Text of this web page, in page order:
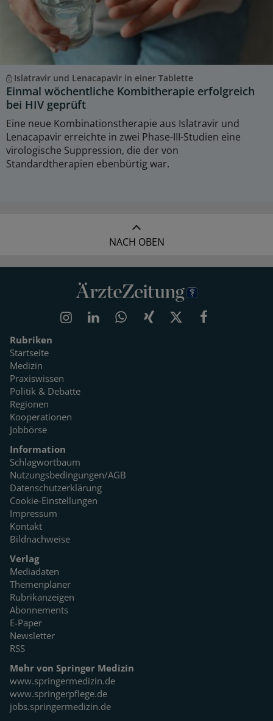
Islatravir und Lenacapavir in einer Tablette
Einmal wöchentliche Kombitherapie erfolgreich
bei HIV geprüft
Eine neue Kombinationstherapie aus Islatravir und
Lenacapavir erreichte in zwei Phase-III-Studien eine
virologische Suppression, die der von
Standardtherapien ebenbürtig war.
NACH OBEN
Rubriken
Startseite
Medizin
Praxiswissen
Politik & Debatte
Regionen
Kooperationen
Jobbörse
Information
Schlagwortbaum
Nutzungsbedingungen/AGB
Datenschutzerklärung
Cookie-Einstellungen
Impressum
Kontakt
Bildnachweise
Verlag
Mediadaten
Themenplaner
Rubrikanzeigen
Abonnements
E-Paper
Newsletter
RSS
Mehr von Springer Medizin
www.springermedizin.de
www.springerpflege.de
jobs.springermedizin.de